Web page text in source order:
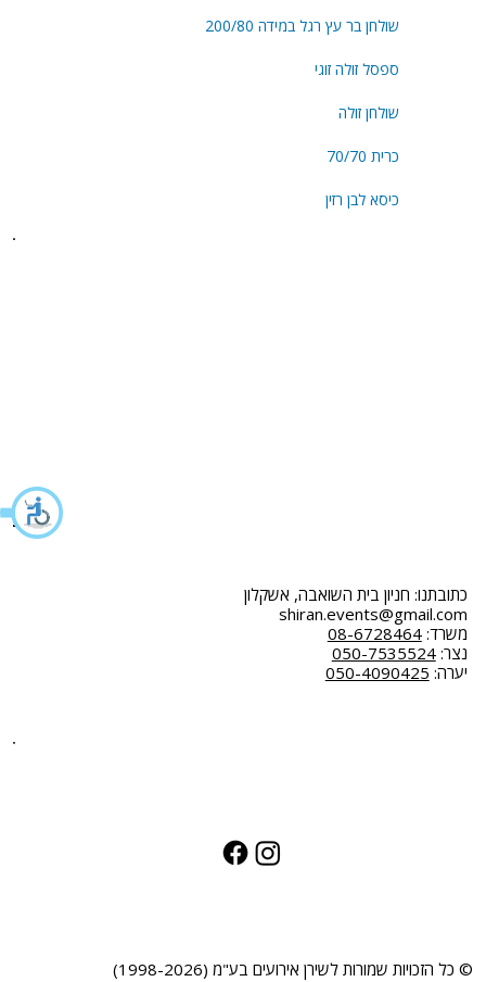
שולחן בר עץ רגל במידה 200/80
ספסל זולה זוגי
שולחן זולה
כרית 70/70
כיסא לבן רזין
כתובתנו: חניון בית השואבה, אשקלון
shiran.events@gmail.com
משרד:08-6728464
נצר:050-7535524
יערה: 050-4090425
© כל הזכויות שמורות לשירן אירועים בע"מ (1998-2026)